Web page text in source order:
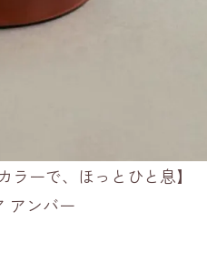
ラーで、ほっとひと息】
アンバー